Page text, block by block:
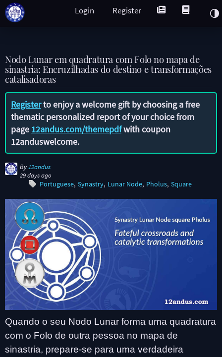
Register
Login
Nodo Lunar em quadratura com Folo no mapa de
sinastria: Encruzilhadas do destino e transformações
catalisadoras
Registerto enjoy a welcome gift by choosing a free
thematic personalized report of your choice from
page 12andus.com/themepdfwith coupon
12anduswelcome.
By 12andus
29 days ago
Portuguese Synastry Lunar Node Pholus Square
Quando o seu Nodo Lunar forma uma quadratura
com o Folo de outra pessoa no mapa de
sinastria, prepare-se para uma verdadeira